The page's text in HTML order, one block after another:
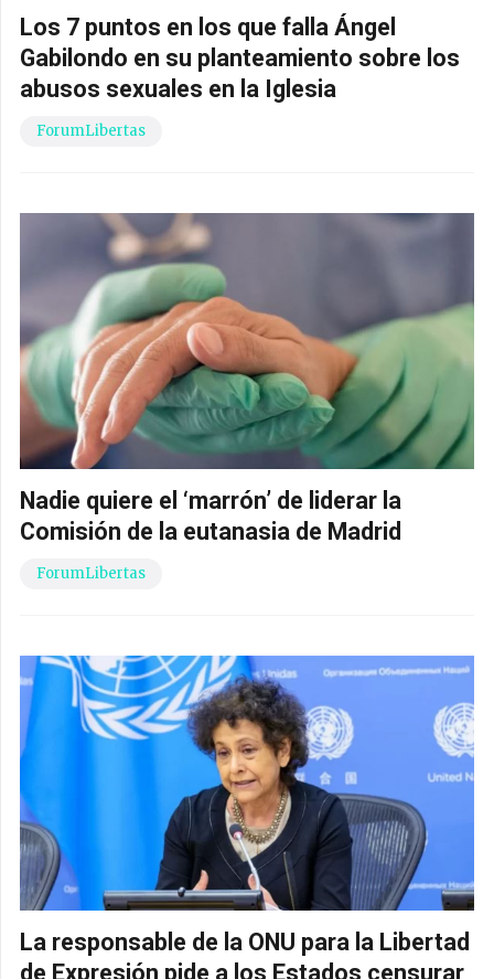
Los 7 puntos en los que falla Ángel
Gabilondo en su planteamiento sobre los
abusos sexuales en la Iglesia
ForumLibertas
Nadie quiere el ‘marrón’ de liderar la
Comisión de la eutanasia de Madrid
ForumLibertas
La responsable de la ONU para la Libertad
de Expresión pide a los Estados censurar